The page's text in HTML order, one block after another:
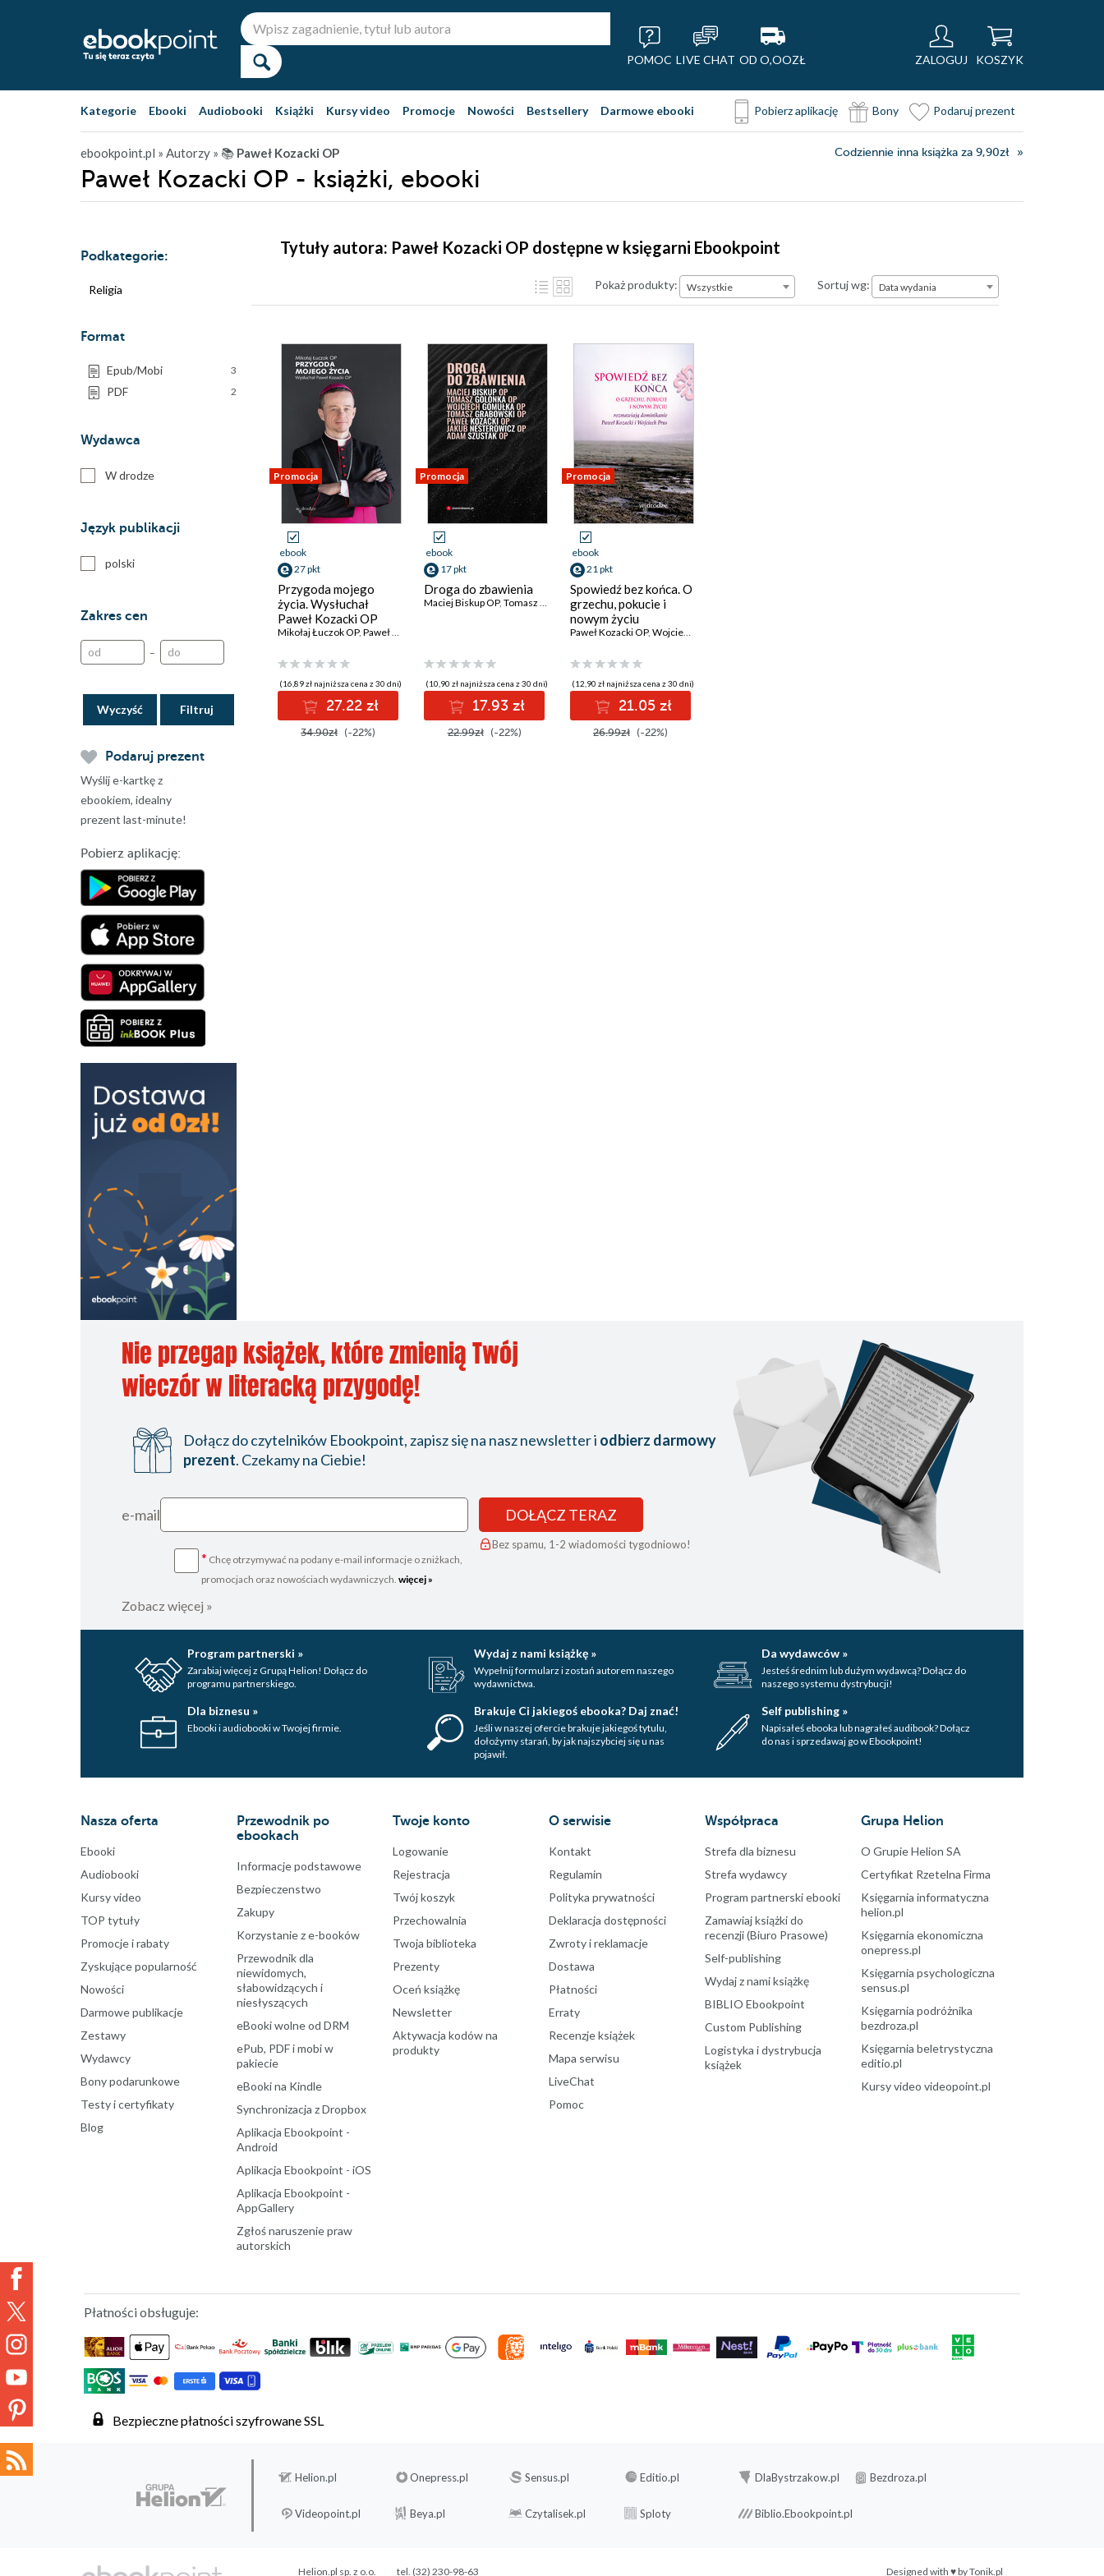
POMOC LIVE CHAT OD O,OOZŁ ZALOGUJ KOSZYK
Kategorie Ebooki Audiobooki Książki Kursy video Promocje Nowości Bestsellery Darmowe ebooki Pobierz aplikację Bony Podaruj prezent
ebookpoint.pl » Autorzy » 📚 Paweł Kozacki OP Codziennie inna książka za 9,90zł
Paweł Kozacki OP - książki, ebooki
Podkategorie:
Religia
Format
Epub/Mobi 3
PDF 2
Wydawca
W drodze
Język publikacji
polski
Zakres cen
–
Wyczyść
Podaruj prezent
Wyślij e-kartkę z
ebookiem, idealny
prezent last-minute!
Pobierz aplikację:
Tytuły autora: Paweł Kozacki OP dostępne w księgarni Ebookpoint
Pokaż produkty: Wszystkie Sortuj wg:Data wydania
Data wydania
Promocja
ebook
27 pkt
Przygoda mojego
życia. Wysłuchał
Paweł Kozacki OP
Mikołaj Łuczok OP, Paweł Kozacki OP
(16,89 zł najniższa cena z 30 dni)
27.22 zł
34.90zł (-22%)
Promocja
ebook
17 pkt
Droga do zbawienia
Maciej Biskup OP, Tomasz Golonka OP ,Wojciech Gomułka OP
(10,90 zł najniższa cena z 30 dni)
17.93 zł
22.99zł (-22%)
Promocja
ebook
21 pkt
Spowiedź bez końca. O
grzechu, pokucie i
nowym życiu
Paweł Kozacki OP, Wojciech Prus OP
(12,90 zł najniższa cena z 30 dni)
21.05 zł
26.99zł (-22%)
Nie przegap książek, które zmienią Twój
wieczór w literacką przygodę!
Dołącz do czytelników Ebookpoint, zapisz się na nasz newsletter i odbierz darmowy
prezent. Czekamy na Ciebie!
e-mail
* Chcę otrzymywać na podany e-mail informacje o zniżkach,
promocjach oraz nowościach wydawniczych. więcej »
DOŁĄCZ TERAZ
Bez spamu, 1-2 wiadomości tygodniowo!
Zobacz więcej »
Program partnerski »
Zarabiaj więcej z Grupą Helion! Dołącz do
programu partnerskiego.
Wydaj z nami książkę »
Wypełnij formularz i zostań autorem naszego
wydawnictwa.
Da wydawców »
Jesteś średnim lub dużym wydawcą? Dołącz do
naszego systemu dystrybucji!
Dla biznesu »
Ebooki i audiobooki w Twojej firmie.
Brakuje Ci jakiegoś ebooka? Daj znać!
Jeśli w naszej ofercie brakuje jakiegoś tytulu,
dołożymy starań, by jak najszybciej się u nas
pojawił.
Self publishing »
Napisałeś ebooka lub nagrałeś audibook? Dołącz
do nas i sprzedawaj go w Ebookpoint!
Nasza oferta
Ebooki
Audiobooki
Kursy video
TOP tytuły
Promocje i rabaty
Zyskujące popularność
Nowości
Darmowe publikacje
Zestawy
Wydawcy
Bony podarunkowe
Testy i certyfikaty
Blog
Przewodnik po
ebookach
Informacje podstawowe
Bezpieczenstwo
Zakupy
Korzystanie z e-booków
Przewodnik dla
niewidomych,
słabowidzących i
niesłyszących
eBooki wolne od DRM
ePub, PDF i mobi w
pakiecie
eBooki na Kindle
Synchronizacja z Dropbox
Aplikacja Ebookpoint -
Android
Aplikacja Ebookpoint - iOS
Aplikacja Ebookpoint -
AppGallery
Zgłoś naruszenie praw
autorskich
Twoje konto
Logowanie
Rejestracja
Twój koszyk
Przechowalnia
Twoja biblioteka
Prezenty
Oceń książkę
Newsletter
Aktywacja kodów na
produkty
O serwisie
Kontakt
Regulamin
Polityka prywatności
Deklaracja dostępności
Zwroty i reklamacje
Dostawa
Płatności
Erraty
Recenzje książek
Mapa serwisu
LiveChat
Pomoc
Współpraca
Strefa dla biznesu
Strefa wydawcy
Program partnerski ebooki
Zamawiaj książki do
recenzji (Biuro Prasowe)
Self-publishing
Wydaj z nami książkę
BIBLIO Ebookpoint
Custom Publishing
Logistyka i dystrybucja
książek
Grupa Helion
O Grupie Helion SA
Certyfikat Rzetelna Firma
Księgarnia informatyczna
helion.pl
Księgarnia ekonomiczna
onepress.pl
Księgarnia psychologiczna
sensus.pl
Księgarnia podróżnika
bezdroza.pl
Księgarnia beletrystyczna
editio.pl
Kursy video videopoint.pl
Płatności obsługuje:
Bezpieczne płatności szyfrowane SSL
Helion.pl Onepress.pl Sensus.pl Editio.pl DlaBystrzakow.pl Bezdroza.pl
Videopoint.pl Beya.pl Czytalisek.pl Sploty Biblio.Ebookpoint.pl
Designed with ♥ byTonik.pl
Helion.pl sp. z o.o. tel. (32) 230-98-63